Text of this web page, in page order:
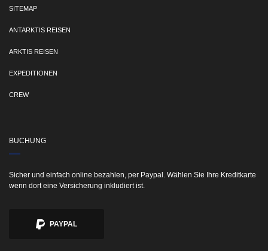
SITEMAP
ANTARKTIS REISEN
ARKTIS REISEN
EXPEDITIONEN
CREW
BUCHUNG
Sicher und einfach online bezahlen, per Paypal. Wählen Sie Ihre Kreditkarte
wenn dort eine Versicherung inkludiert ist.
PAYPAL